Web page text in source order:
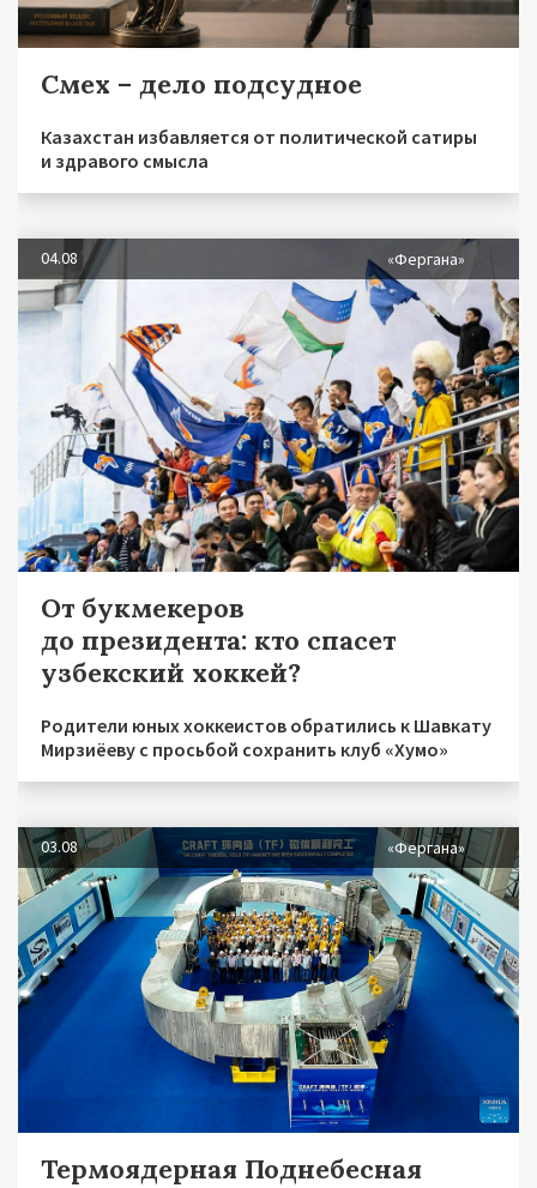
Смех – дело подсудное
Казахстан избавляется от политической сатиры
и здравого смысла
04.08 «Фергана»
От букмекеров
до президента: кто спасет
узбекский хоккей?
Родители юных хоккеистов обратились к Шавкату
Мирзиёеву с просьбой сохранить клуб «Хумо»
03.08 «Фергана»
Термоядерная Поднебесная